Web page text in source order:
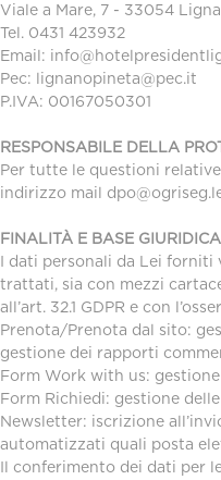
Viale a Mare, 7 - 33054
Tel. 0431 423932
Email:
Pec: lignanopineta@pec.it
P.IVA: 00167050301
RESPONSABILE DELLA
Per tutte le questioni
indirizzo mail
FINALITÀ E BASE
I dati personali da Lei forniti
trattati, sia con mezzi
all’art. 32.1 GDPR e con
Prenota/Prenota dal sito:
gestione dei rapporti
Form Work with us:
Form Richiedi: gestione
Newsletter: iscrizione
automatizzati quali posta
Il conferimento dei dati per